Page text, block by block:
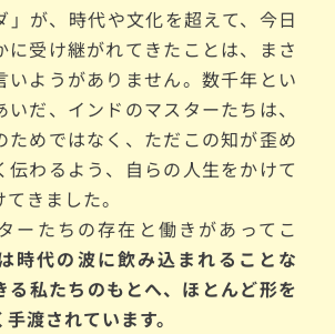
」が、時代や文化を超えて、今日
に受け継がれてきたことは、まさ
いようがありません。数千年とい
いだ、インドのマスターたちは、
ためではなく、ただこの知が歪め
伝わるよう、自らの人生をかけて
きました。
ーたちの存在と働きがあってこ
時代の波に飲み込まれることな
る私たちのもとへ、ほとんど形を
渡されています。